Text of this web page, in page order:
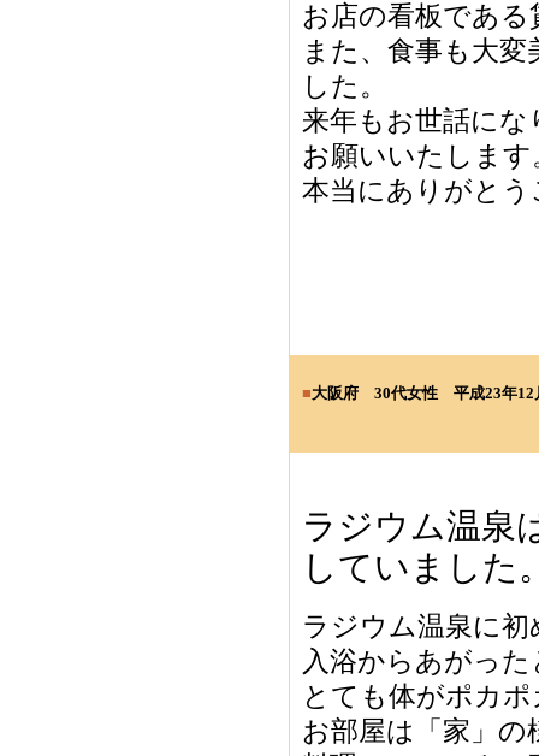
お店の看板である
また、食事も大
した。
来年もお世話に
お願いいたします
本当にありがと
■大阪府 30代女性 平成23年12
ラジウム温泉
していました
ラジウム温泉に
入浴からあがっ
とても体がポカ
お部屋は「家」